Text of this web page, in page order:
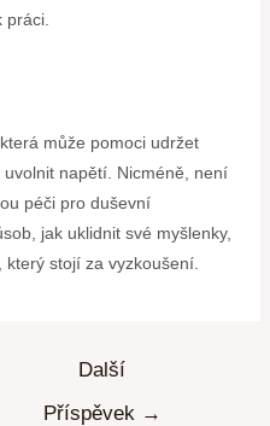
může pomoci udržet
napětí. Nicméně, není
péči pro duševní
jak uklidnit své myšlenky,
stojí za vyzkoušení.
Další
Příspěvek →